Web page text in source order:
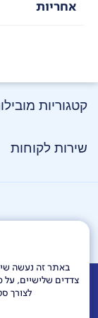
צדדים שלישיים,
לצורך
הדרגה הגבוהה
הגדרת טיימר:
4
לשליטה בצורה
אחריות
קטגוריות
שירות לקוחות
אודות דרושים
מוקדי שירות